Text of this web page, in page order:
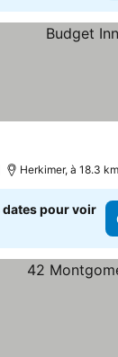
Herkimer, à 18.3
pour voir